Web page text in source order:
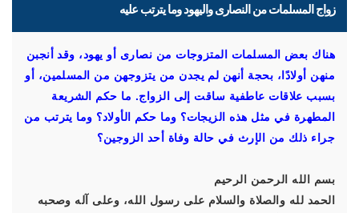
زواج المسلمات من النصارى واليهود وما يترتب عليه
هناك بعض المسلمات المتزوجات من نصارى أو يهود، وقد أنجبن
منهن أولادًا، بحجة أنهن لم يجدن من يتزوجهن من المسلمين، أو
بسبب علاقات عاطفية ساقت إلى الزواج. ما حكم الشريعة
المطهرة في مثل هذه الزيجات؟ وما حكم الأولاد؟ وما يترتب من
جراء ذلك من الإرث في حالة وفاة أحد الزوجين؟
بسم الله الرحمن الرحيم
الحمد لله والصلاة والسلام على رسول الله، وعلى آله وصحبه